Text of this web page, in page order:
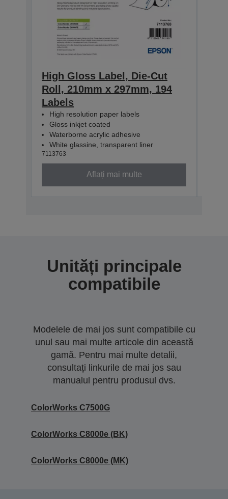
High Gloss Label, Die-Cut
Roll, 210mm x 297mm, 194
Labels
High resolution paper labels
Gloss inkjet coated
Waterborne acrylic adhesive
White glassine, transparent liner
7113763
Aflați mai multe
Unități principale
compatibile
Modelele de mai jos sunt compatibile cu
unul sau mai multe articole din această
gamă. Pentru mai multe detalii,
consultați linkurile de mai jos sau
manualul pentru produsul dvs.
ColorWorks C7500G
ColorWorks C8000e (BK)
ColorWorks C8000e (MK)